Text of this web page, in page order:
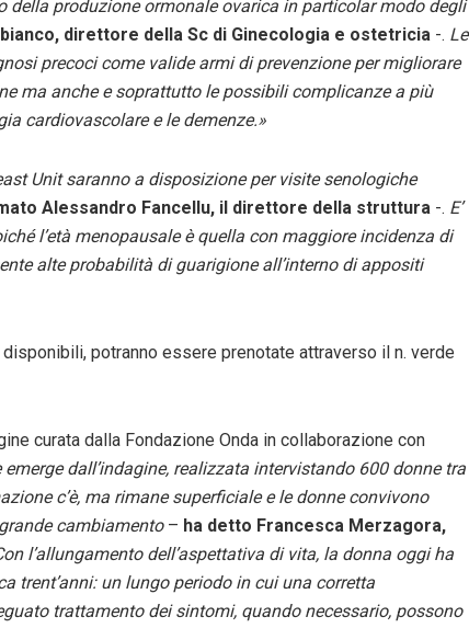
della produzione ormonale ovarica in particolar modo degli
direttore della Sc di Ginecologia e ostetricia -. Le
precoci come valide armi di prevenzione per migliorare
ma anche e soprattutto le possibili complicanze a più
cardiovascolare e le demenze.»
Unit saranno a disposizione per visite senologiche
Alessandro Fancellu, il direttore della struttura -. E’
l’età menopausale è quella con maggiore incidenza di
alte probabilità di guarigione all’interno di appositi
potranno essere prenotate attraverso il n. verde
curata dalla Fondazione Onda in collaborazione con
emerge dall’indagine, realizzata intervistando 600 donne tra
c’è, ma rimane superficiale e le donne convivono
cambiamento– ha detto Francesca Merzagora,
l’allungamento dell’aspettativa di vita, la donna oggi ha
trent’anni: un lungo periodo in cui una corretta
trattamento dei sintomi, quando necessario, possono